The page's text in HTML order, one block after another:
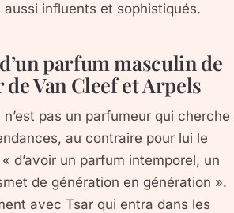
influents et sophistiqués.
parfum masculin de
de Van Cleef et Arpels
pas un parfumeur qui cherche
au contraire pour lui le
d’avoir un parfum intemporel, un
de génération en génération ».
avec Tsar qui entra dans les